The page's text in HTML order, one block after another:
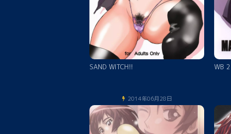
SAND WITCH!! WB 2
2014年06月28日